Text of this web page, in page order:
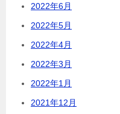
2022年6月
2022年5月
2022年4月
2022年3月
2022年1月
2021年12月